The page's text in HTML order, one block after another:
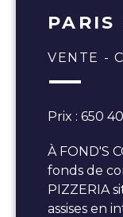
PARIS
VENTE -
Prix : 650
À FOND'S
fonds de
PIZZERIA
assises en